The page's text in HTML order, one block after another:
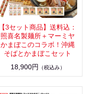
【3セット商品】送料込：
照喜名製麺所＋マーミヤ
かまぼこのコラボ！沖縄
そばとかまぼこセット
18,900円
（税込み）